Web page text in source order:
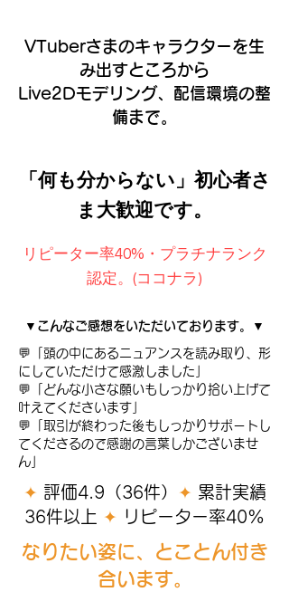
VTuberさまのキャラクターを生
み出すところから
Live2Dモデリング、配信環境の整
備まで。
「何も分からない」初心者さ
ま大歓迎です。
リピーター率40%・プラチナランク
認定。(ココナラ)
▼こんなご感想をいただいております。​▼
​​💬​「頭の中にあるニュアンスを読み取り、形
にしていただけて感激しました」
​​💬「どんな小さな願いもしっかり拾い上げて
叶えてくださいます」
​​💬「取引が終わった後もしっかりサポートし
てくださるので感謝の言葉しかございませ
ん」
​​​✦ 評価4.9（36件） ✦ 累計実績
36件以上 ✦ リピーター率40%
なりたい姿に、とことん付き
合います。